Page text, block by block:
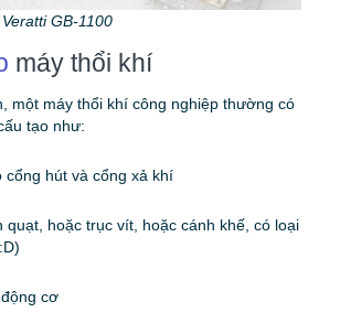
GB-1100
máy thổi khí
một máy thổi khí công nghiệp thường có
tạo như:
cổng hút và cổng xả khí
quạt, hoặc trục vít, hoặc cánh khế, có loại
cơ